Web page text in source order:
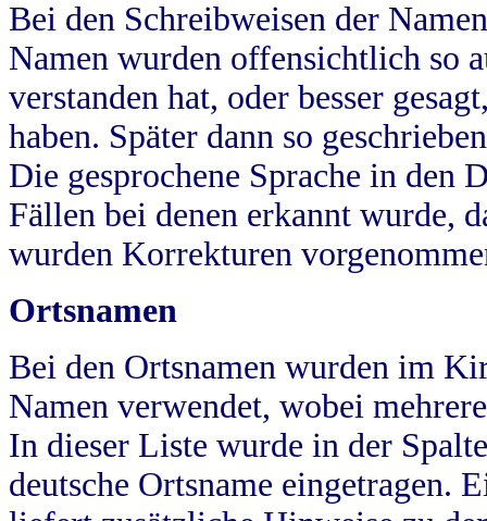
Bei den Schreibweisen der
Namen wurden offensichtlich so
verstanden hat, oder besser
haben. Später dann so
Die gesprochene Sprache in
Fällen bei denen erkannt wurde,
wurden Korrekturen
Ortsnamen
Bei den Ortsnamen wurden im
Namen verwendet, wobei
In dieser Liste wurde in der
deutsche Ortsname eingetragen.